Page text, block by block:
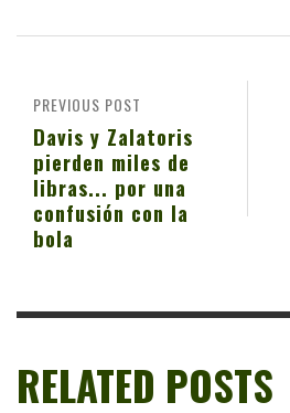
PREVIOUS POST
Davis y Zalatoris
pierden miles de
libras... por una
confusión con la
bola
RELATED POSTS